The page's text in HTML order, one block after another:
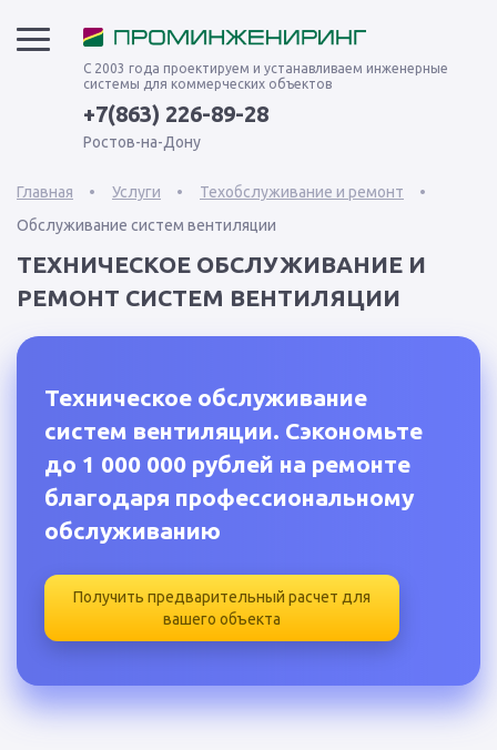
С 2003 года проектируем и устанавливаем инженерные
системы для коммерческих объектов
+7(863) 226-89-28
Ростов-на-Дону
Главная Услуги
Техобслуживание и ремонт
Обслуживание систем вентиляции
ТЕХНИЧЕСКОЕ ОБСЛУЖИВАНИЕ И
РЕМОНТ СИСТЕМ ВЕНТИЛЯЦИИ
Техническое обслуживание
систем вентиляции. Сэкономьте
до 1 000 000 рублей на ремонте
благодаря профессиональному
обслуживанию
Получить предварительный расчет для
вашего объекта